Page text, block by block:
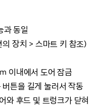
과 동일
의 장치 > 스마트 키 참조)
이내에서 도어 잠금
튼을 길게 눌러서 작동
와 후드 및 트렁크가 닫혀